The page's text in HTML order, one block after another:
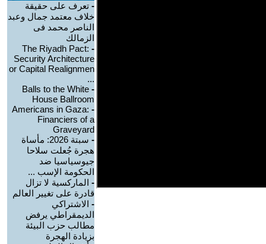
- تعرف على حقيقة
خلاف معتمد جمال وعبد
الناصر محمد فى
الزمالك
-
The Riyadh Pact:
Security Architecture
or Capital Realignmen
...
-
Balls to the White
House Ballroom
-
Americans in Gaza:
Financiers of a
Graveyard
-
سبتة 2026: مأساة
هجرة جُعلت سلاحا
جيوسياسيا ضد
الحكومة الإسب ...
- الماركسية لا تزال
قادرة على تغيير العالم
- الاشتراكي
الديمقراطي يرفض
مطالب حزب البيئة
بزيادة الهجرة